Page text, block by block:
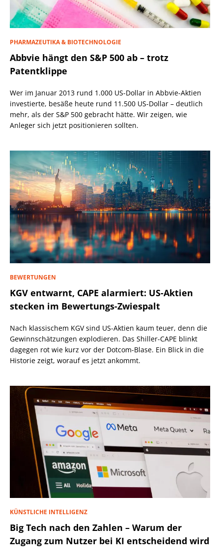
PHARMAZEUTIKA & BIOTECHNOLOGIE
Abbvie hängt den S&P 500 ab – trotz
Patentklippe
Wer im Januar 2013 rund 1.000 US-Dollar in Abbvie-Aktien
investierte, besäße heute rund 11.500 US-Dollar – deutlich
mehr, als der S&P 500 gebracht hätte. Wir zeigen, wie
Anleger sich jetzt positionieren sollten.
BEWERTUNGEN
KGV entwarnt, CAPE alarmiert: US-Aktien
stecken im Bewertungs-Zwiespalt
Nach klassischem KGV sind US-Aktien kaum teuer, denn die
Gewinnschätzungen explodieren. Das Shiller-CAPE blinkt
dagegen rot wie kurz vor der Dotcom-Blase. Ein Blick in die
Historie zeigt, worauf es jetzt ankommt.
KÜNSTLICHE INTELLIGENZ
Big Tech nach den Zahlen – Warum der
Zugang zum Nutzer bei KI entscheidend wird